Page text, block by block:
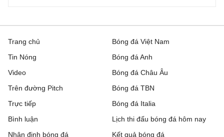
Trang chủ
Tin Nóng
Video
Trên đường Pitch
Trực tiếp
Bóng đá Việt Nam
Bóng đá Anh
Bóng đá Châu Âu
Bóng đá TBN
Bóng đá Italia
Bình luận
Nhận định bóng đá
Lịch thi đấu bóng đá hôm nay
Kết quả bóng đá